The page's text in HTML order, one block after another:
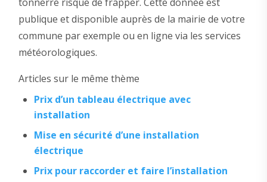
publique et disponible auprès de la mairie de votre
commune par exemple ou en ligne via les services
météorologiques.
Articles sur le même thème
Prix d’un tableau électrique avec
installation
Mise en sécurité d’une installation
électrique
Prix pour raccorder et faire l’installation